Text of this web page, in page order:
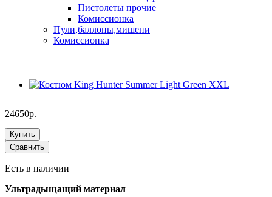
Пистолеты прочие
Комиссионка
Пули,баллоны,мишени
Комиссионка
24650р.
Купить
Сравнить
Есть в наличии
Ультрадыщащий материал